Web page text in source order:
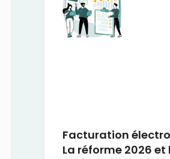
Facturation
La réforme 2026 et